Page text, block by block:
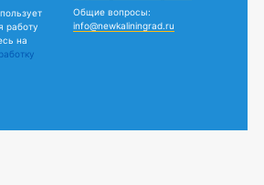
работу
на
Общие вопросы:
info@newkaliningrad.ru